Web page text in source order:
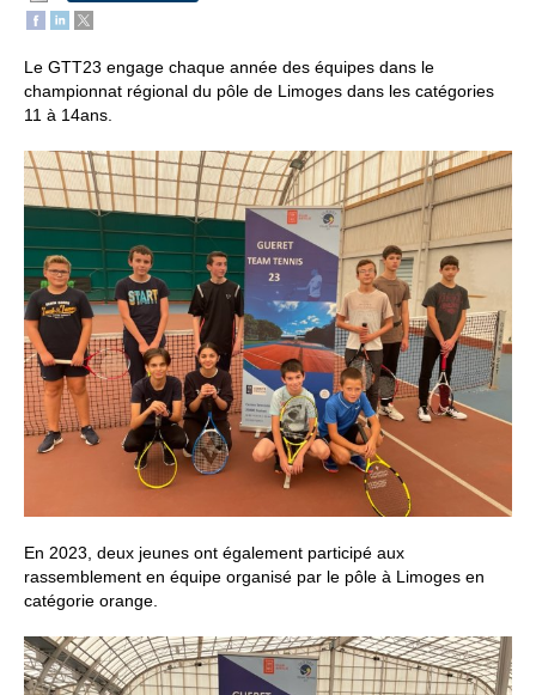
Le GTT23 engage chaque année des équipes dans le
championnat régional du pôle de Limoges dans les catégories
11 à 14ans.
En 2023, deux jeunes ont également participé aux
rassemblement en équipe organisé par le pôle à Limoges en
catégorie orange.